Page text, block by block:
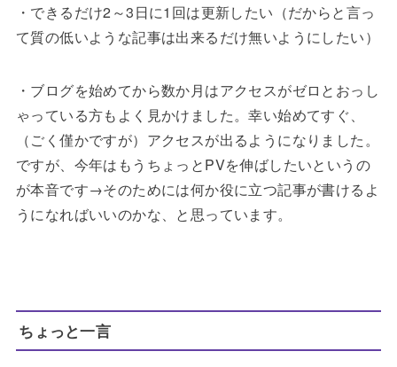
・できるだけ2～3日に1回は更新したい（だからと言っ
て質の低いような記事は出来るだけ無いようにしたい）
・ブログを始めてから数か月はアクセスがゼロとおっし
ゃっている方もよく見かけました。幸い始めてすぐ、
（ごく僅かですが）アクセスが出るようになりました。
ですが、今年はもうちょっとPVを伸ばしたいというの
が本音です→そのためには何か役に立つ記事が書けるよ
うになればいいのかな、と思っています。
ちょっと一言